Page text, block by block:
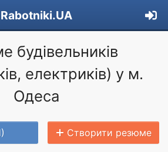
Rabotniki.UA
будівельників
електриків) у м.
Одеса
Створити резюме